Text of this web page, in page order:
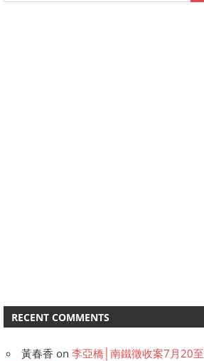
RECENT COMMENTS
黃春香 on李亞橋│南鐵徵收案7月20至